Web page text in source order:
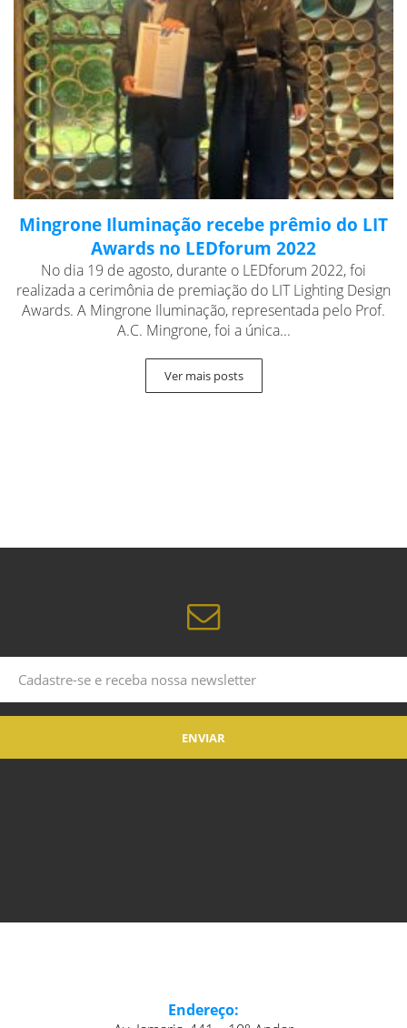
Mingrone Iluminação recebe prêmio do LIT
Awards no LEDforum 2022
No dia 19 de agosto, durante o LEDforum 2022, foi
realizada a cerimônia de premiação do LIT Lighting Design
Awards. A Mingrone Iluminação, representada pelo Prof.
A.C. Mingrone, foi a única...
Ver mais posts
Endereço: